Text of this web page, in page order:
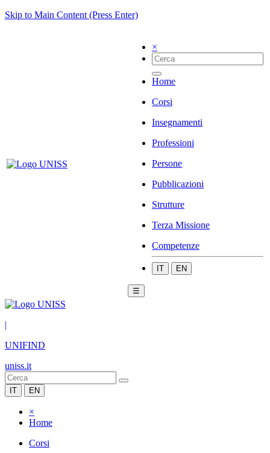
Skip to Main Content (Press Enter)
×
Home
Corsi
Insegnamenti
Professioni
Persone
Pubblicazioni
Strutture
Terza Missione
Competenze
IT EN
☰
|
UNIFIND
uniss.it
IT EN
×
Home
Corsi